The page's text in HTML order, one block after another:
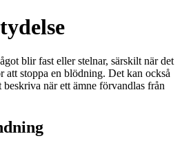
blir fast eller stelnar, särskilt när det
att stoppa en blödning. Det kan också
när ett ämne förvandlas från